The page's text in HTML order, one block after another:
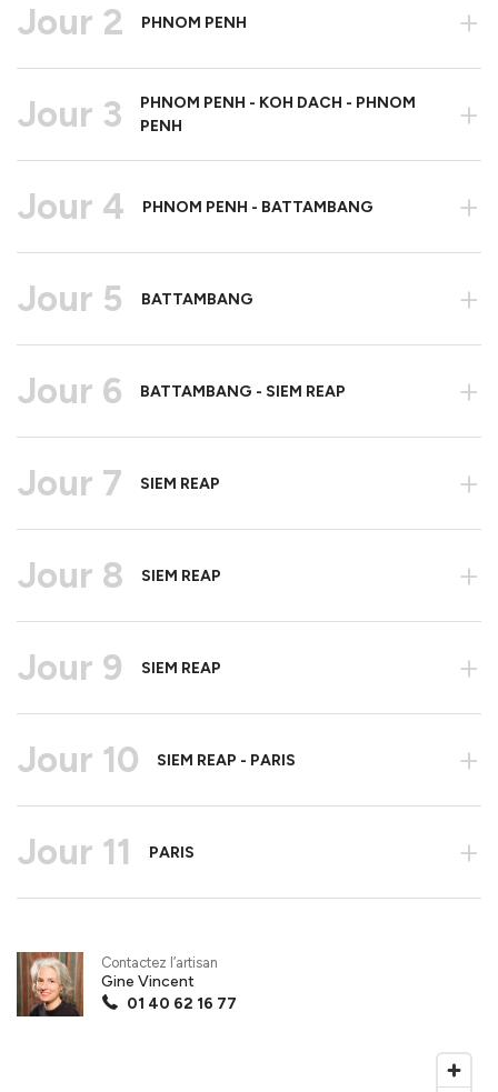
Jour 2 PHNOM PENH +
Jour 3
PHNOM PENH - KOH DACH - PHNOM
PENH
+
Jour 4 PHNOM PENH - BATTAMBANG +
Jour 5 BATTAMBANG +
Jour 6 BATTAMBANG - SIEM REAP +
Jour 7 SIEM REAP +
Jour 8 SIEM REAP +
Jour 9 SIEM REAP +
Jour 10 SIEM REAP - PARIS +
Jour 11 PARIS +
Contactez l’artisan
Gine Vincent
01 40 62 16 77